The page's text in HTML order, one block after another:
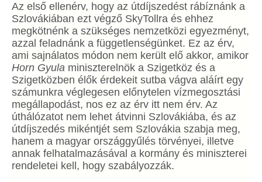
Az első ellenérv, hogy az útdíjszedést rábíznánk a
Szlovákiában ezt végző SkyTollra és ehhez
megkötnénk a szükséges nemzetközi egyezményt,
azzal feladnánk a függetlenségünket. Ez az érv,
ami sajnálatos módon nem került elő akkor, amikor
Horn Gyula miniszterelnök a Szigetköz és a
Szigetközben élők érdekeit sutba vágva aláírt egy
számunkra véglegesen előnytelen vízmegosztási
megállapodást, nos ez az érv itt nem érv. Az
úthálózatot nem lehet átvinni Szlovákiába, és az
útdíjszedés mikéntjét sem Szlovákia szabja meg,
hanem a magyar országgyűlés törvényei, illetve
annak felhatalmazásával a kormány és miniszterei
rendeletei kell, hogy szabályozzák.